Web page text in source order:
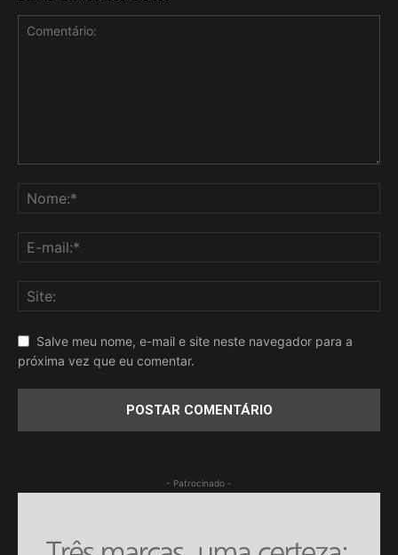
Salve meu nome, e-mail e site neste navegador para a
próxima vez que eu comentar.
- Patrocinado -